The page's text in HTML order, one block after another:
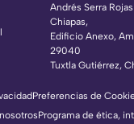
Andrés Serra
Chiapas,
Edificio Anexo,
29040
Tuxtla Gutiérrez,
Preferencias de
Programa de ética,